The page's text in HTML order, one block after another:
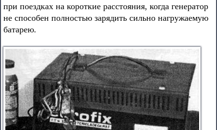
при поездках на короткие расстояния, когда генератор
не способен полностью зарядить сильно нагружаемую
батарею.